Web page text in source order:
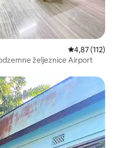
Prosječna
4,87 (112)
željeznice Airport